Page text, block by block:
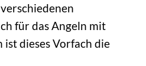
für das Angeln mit
dieses Vorfach die